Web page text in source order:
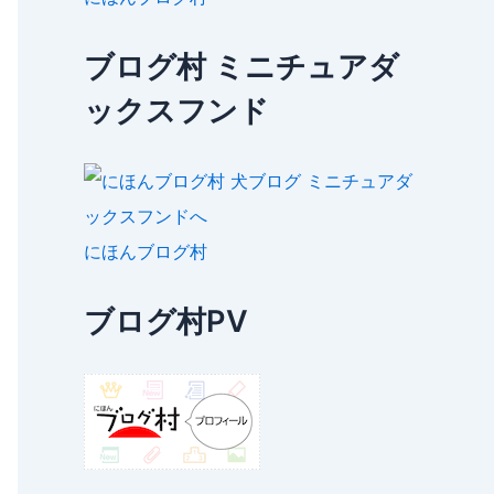
ブログ村 ミニチュアダ
ックスフンド
にほんブログ村
ブログ村PV